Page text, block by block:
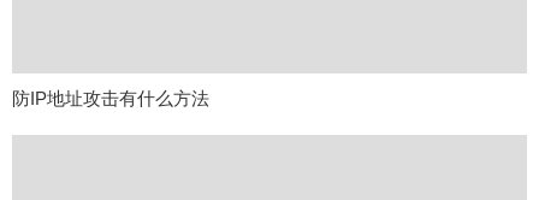
防IP地址攻击有什么方法